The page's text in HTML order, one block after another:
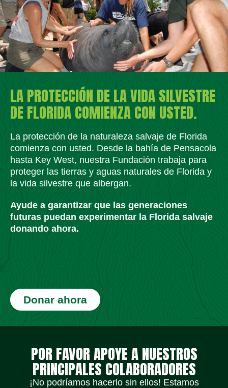
LA PROTECCIÓN DE LA VIDA SILVESTRE
DE FLORIDA COMIENZA CON USTED.
La protección de la naturaleza salvaje de Florida
comienza con usted. Desde la bahía de Pensacola
hasta Key West, nuestra Fundación trabaja para
proteger las tierras y aguas naturales de Florida y
la vida silvestre que albergan.
Ayude a garantizar que las generaciones
futuras puedan experimentar la Florida salvaje
donando ahora.
Donar ahora
POR FAVOR APOYE A NUESTROS
PRINCIPALES COLABORADORES
¡No podríamos hacerlo sin ellos! Estamos
Iconos de redes socialesIconos de redes socialesIconos de redes socialesIconos de redes socialesIconos de redes socialesIconos de redes sociales